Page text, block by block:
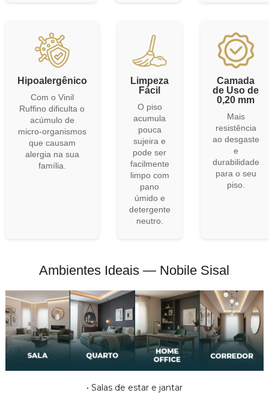
Hipoalergênico
Com o Vinil
Ruffino dificulta o
acúmulo de
micro-organismos
que causam
alergia na sua
família.
Limpeza
Fácil
O piso
acumula
pouca
sujeira e
pode ser
facilmente
limpo com
pano
úmido e
detergente
neutro.
Camada
de Uso de
0,20 mm
Mais
resistência
ao desgaste
e
durabilidade
para o seu
piso.
Ambientes Ideais — Nobile Sisal
• Salas de estar e jantar